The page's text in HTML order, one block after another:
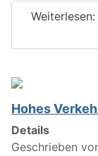
Hohes
Details
Geschrieben